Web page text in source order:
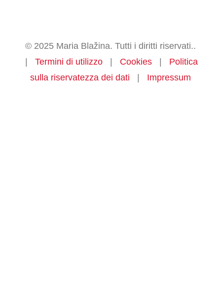
© 2025 Maria Blažina. Tutti i diritti riservati..
|Termini di utilizzo | Cookies | Politica
sulla riservatezza dei dati | Impressum